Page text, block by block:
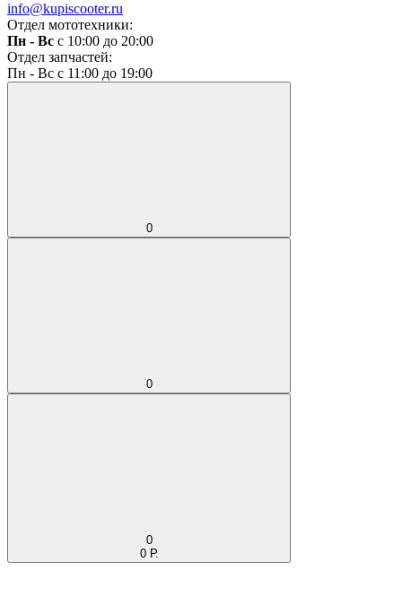
info@kupiscooter.ru
Отдел мототехники:
Пн - Вс с 10:00 до 20:00
Отдел запчастей:
Пн - Вс с 11:00 до 19:00
0
0
0
0 Р.